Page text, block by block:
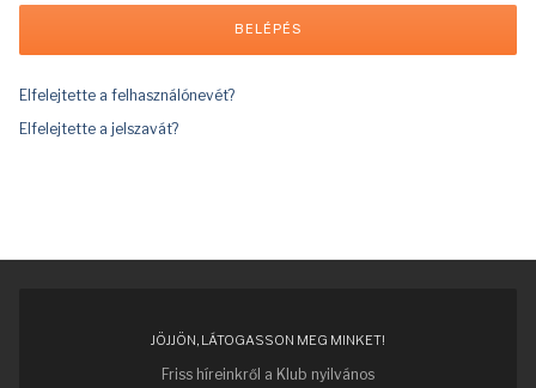
Elfelejtette a felhasználónevét?
Elfelejtette a jelszavát?
JÖJJÖN, LÁTOGASSON MEG MINKET!
Friss híreinkről a Klub nyilvános